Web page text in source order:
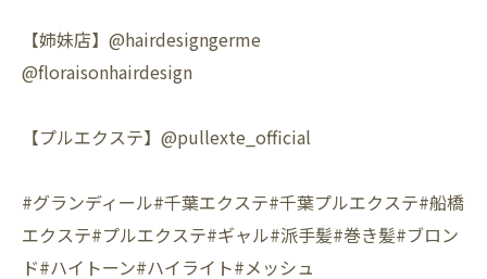
【姉妹店】@hairdesigngerme
@floraisonhairdesign
【プルエクステ】@pullexte_official
#グランディール#千葉エクステ#千葉プルエクステ#船橋
エクステ#プルエクステ#ギャル#派手髪#巻き髪#ブロン
ド#ハイトーン#ハイライト#メッシュ